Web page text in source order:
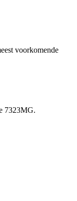
voorkomende
7323MG.